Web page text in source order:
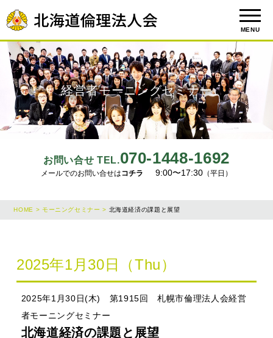
MENU
お問い合せ TEL.070-1448-1692
メールでのお問い合せはコチラ 9:00〜17:30 （平日）
経営者モーニングセミナー
HOME > モーニングセミナー > 北海道経済の課題と展望
2025年1月30日（Thu）
2025年1月30日(木) 第1915回 札幌市倫理法人会経営
者モーニングセミナー
北海道経済の課題と展望